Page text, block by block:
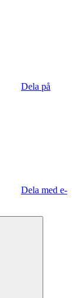
Dela på
Dela med e-